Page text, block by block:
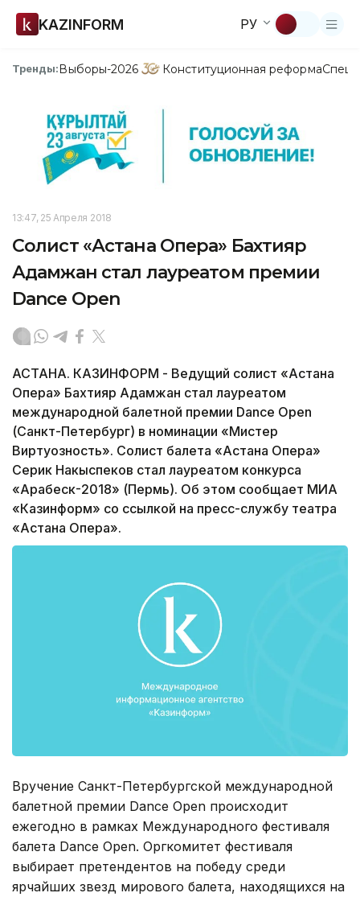
KAZINFORM РУ
Тренды:Выборы-2026 Конституционная реформа
13:47, 25 Апреля 2018
Солист «Астана Опера» Бахтияр
Адамжан стал лауреатом премии
Dance Open
АСТАНА. КАЗИНФОРМ - Ведущий солист «Астана
Опера» Бахтияр Адамжан стал лауреатом
международной балетной премии Dance Open
(Санкт-Петербург) в номинации «Мистер
Виртуозность». Солист балета «Астана Опера»
Серик Накыспеков стал лауреатом конкурса
«Арабеск-2018» (Пермь). Об этом сообщает МИА
«Казинформ» со ссылкой на пресс-службу театра
«Астана Опера».
Вручение Санкт-Петербургской международной
балетной премии Dance Open происходит
ежегодно в рамках Международного фестиваля
балета Dance Open. Оргкомитет фестиваля
выбирает претендентов на победу среди
ярчайших звезд мирового балета, находящихся на